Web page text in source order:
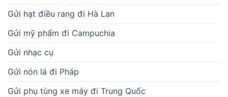
Gửi hạt điều rang đi Hà Lan
Gửi mỹ phẩm đi Campuchia
Gửi nhạc cụ
Gửi nón lá đi Pháp
Gửi phụ tùng xe máy đi Trung Quốc